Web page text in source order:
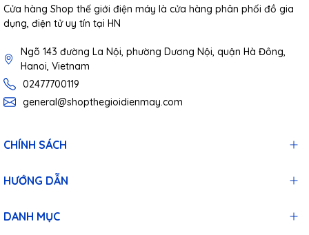
Cửa hàng Shop thế giới điện máy là cửa hàng phân phối đồ gia
dụng, điện tử uy tín tại HN
Ngõ 143 đường La Nội, phường Dương Nội, quận Hà Đông,
Hanoi, Vietnam
02477700119
general@shopthegioidienmay.com
CHÍNH SÁCH
HƯỚNG DẪN
DANH MỤC